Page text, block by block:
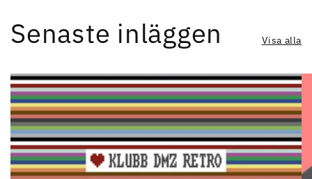
Senaste inläggen Visa alla